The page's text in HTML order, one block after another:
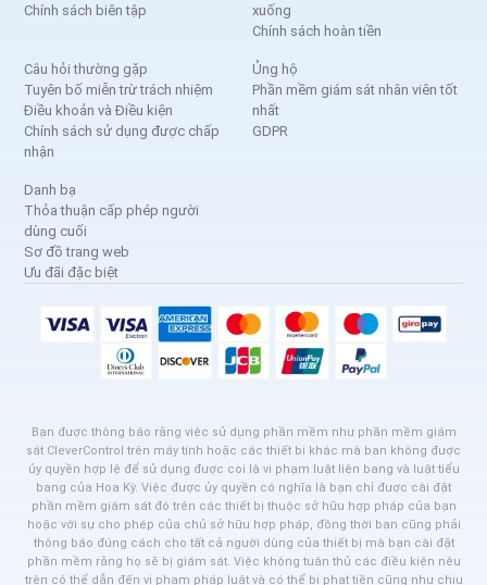
Chính sách biên tập
xuống
Chính sách hoàn tiền
Câu hỏi thường gặp
Tuyên bố miễn trừ trách nhiệm
Điều khoản và Điều kiện
Chính sách sử dụng được chấp
nhận
Ủng hộ
Phần mềm giám sát nhân viên tốt
nhất
GDPR
Danh bạ
Thỏa thuận cấp phép người
dùng cuối
Sơ đồ trang web
Ưu đãi đặc biệt
Bạn được thông báo rằng việc sử dụng phần mềm như phần mềm giám
sát CleverControl trên máy tính hoặc các thiết bị khác mà bạn không được
ủy quyền hợp lệ để sử dụng được coi là vi phạm luật liên bang và luật tiểu
bang của Hoa Kỳ. Việc được ủy quyền có nghĩa là bạn chỉ được cài đặt
phần mềm giám sát đó trên các thiết bị thuộc sở hữu hợp pháp của bạn
hoặc với sự cho phép của chủ sở hữu hợp pháp, đồng thời bạn cũng phải
thông báo đúng cách cho tất cả người dùng của thiết bị mà bạn cài đặt
phần mềm rằng họ sẽ bị giám sát. Việc không tuân thủ các điều kiện nêu
trên có thể dẫn đến vi phạm pháp luật và có thể bị phạt tiền cũng như chịu